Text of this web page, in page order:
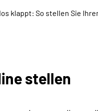
klappt: So stellen Sie
stellen